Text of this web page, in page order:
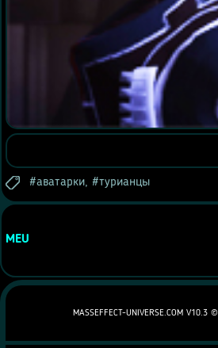
аватарки, турианцы
MEU
MASSEFFECT-UNIVERSE.COM V10.3 ©